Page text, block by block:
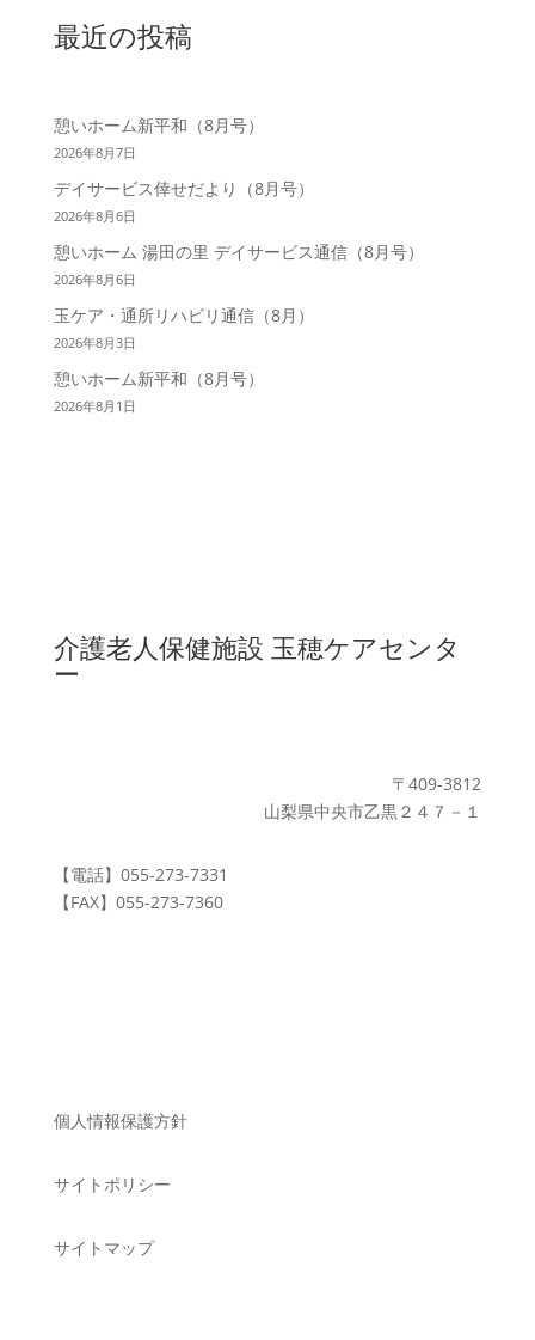
最近の投稿
憩いホーム新平和（8月号）
2026年8月7日
デイサービス倖せだより（8月号）
2026年8月6日
憩いホーム 湯田の里 デイサービス通信（8月号）
2026年8月6日
玉ケア・通所リハビリ通信（8月）
2026年8月3日
憩いホーム新平和（8月号）
2026年8月1日
介護老人保健施設 玉穂ケアセンタ
ー
〒409-3812
山梨県中央市乙黒２４７－１
【電話】 055-273-7331
【FAX】 055-273-7360
個人情報保護方針
サイトポリシー
サイトマップ